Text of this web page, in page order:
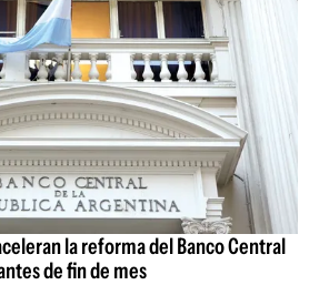
la reforma del Banco Central
de fin de mes